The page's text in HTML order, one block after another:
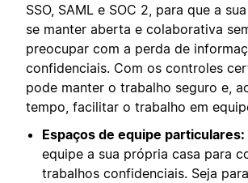
SSO, SAML e SOC 2, para que a
se manter aberta e colaborativa
preocupar com a perda de
confidenciais. Com os controles
pode manter o trabalho seguro e,
tempo, facilitar o trabalho em
Espaços de equipe particulares:
equipe a sua própria casa para
trabalhos confidenciais. Seja